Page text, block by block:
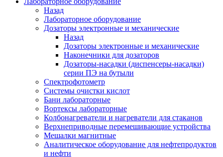
Назад
Лабораторное оборудование
Дозаторы электронные и механические
Назад
Дозаторы электронные и механические
Наконечники для дозаторов
Дозаторы-насадки (диспенсеры-насадки)
серии ПЭ на бутыли
Спектрофотометр
Системы очистки кислот
Бани лабораторные
Вортексы лабораторные
Колбонагреватели и нагреватели для стаканов
Верхнеприводные перемешивающие устройства
Мешалки магнитные
Аналитическое оборудование для нефтепродуктов
и нефти